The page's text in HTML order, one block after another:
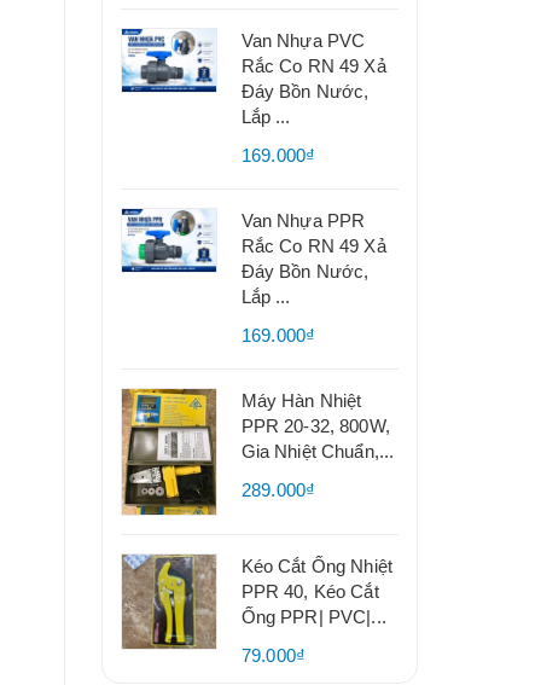
Van Nhựa PVC
Rắc Co RN 49 Xả
Đáy Bồn Nước,
Lắp ...
169.000₫
Van Nhựa PPR
Rắc Co RN 49 Xả
Đáy Bồn Nước,
Lắp ...
169.000₫
Máy Hàn Nhiệt
PPR 20-32, 800W,
Gia Nhiệt Chuẩn,...
289.000₫
Kéo Cắt Ống Nhiệt
PPR 40, Kéo Cắt
Ống PPR| PVC|...
79.000₫